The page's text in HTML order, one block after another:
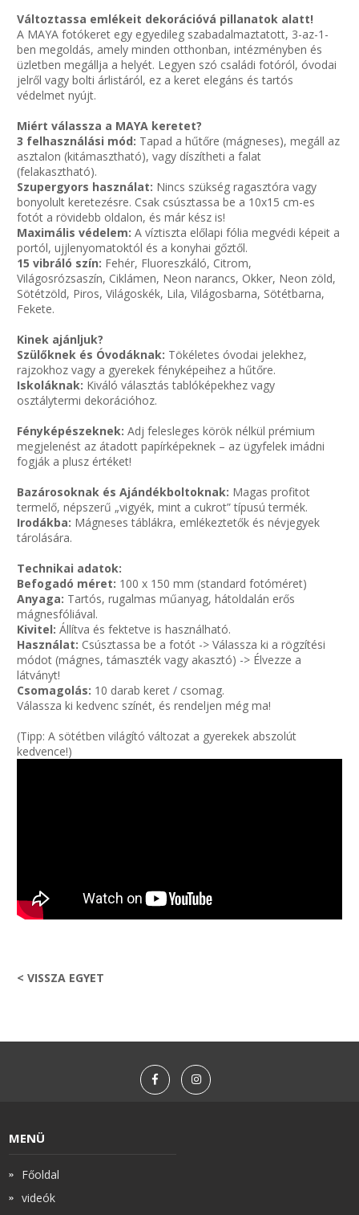
Változtassa emlékeit dekorációvá pillanatok alatt!
A MAYA fotókeret egy egyedileg szabadalmaztatott, 3-az-1-
ben megoldás, amely minden otthonban, intézményben és
üzletben megállja a helyét. Legyen szó családi fotóról, óvodai
jelről vagy bolti árlistáról, ez a keret elegáns és tartós
védelmet nyújt.
Miért válassza a MAYA keretet?
3 felhasználási mód: Tapad a hűtőre (mágneses), megáll az
asztalon (kitámasztható), vagy díszítheti a falat
(felakasztható).
Szupergyors használat: Nincs szükség ragasztóra vagy
bonyolult keretezésre. Csak csúsztassa be a 10x15 cm-es
fotót a rövidebb oldalon, és már kész is!
Maximális védelem: A víztiszta előlapi fólia megvédi képeit a
portól, ujjlenyomatoktól és a konyhai gőztől.
15 vibráló szín: Fehér, Fluoreszkáló, Citrom,
Világosrózsaszín, Ciklámen, Neon narancs, Okker, Neon zöld,
Sötétzöld, Piros, Világoskék, Lila, Világosbarna, Sötétbarna,
Fekete.
Kinek ajánljuk?
Szülőknek és Óvodáknak: Tökéletes óvodai jelekhez,
rajzokhoz vagy a gyerekek fényképeihez a hűtőre.
Iskoláknak: Kiváló választás tablóképekhez vagy
osztálytermi dekorációhoz.
Fényképészeknek: Adj felesleges körök nélkül prémium
megjelenést az átadott papírképeknek – az ügyfelek imádni
fogják a plusz értéket!
Bazárosoknak és Ajándékboltoknak: Magas profitot
termelő, népszerű „vigyék, mint a cukrot” típusú termék.
Irodákba: Mágneses táblákra, emlékeztetők és névjegyek
tárolására.
Technikai adatok:
Befogadó méret: 100 x 150 mm (standard fotóméret)
Anyaga: Tartós, rugalmas műanyag, hátoldalán erős
mágnesfóliával.
Kivitel: Állítva és fektetve is használható.
Használat: Csúsztassa be a fotót -> Válassza ki a rögzítési
módot (mágnes, támaszték vagy akasztó) -> Élvezze a
látványt!
Csomagolás: 10 darab keret / csomag.
Válassza ki kedvenc színét, és rendeljen még ma!
(Tipp: A sötétben világító változat a gyerekek abszolút
kedvence!)
< VISSZA EGYET
MENÜ
Főoldal
videók